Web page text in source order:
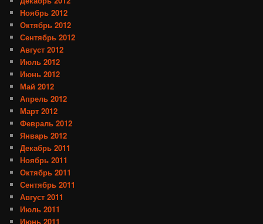
Ноябрь 2012
Октябрь 2012
Сентябрь 2012
Август 2012
Июль 2012
Июнь 2012
Май 2012
Апрель 2012
Март 2012
Февраль 2012
Январь 2012
Декабрь 2011
Ноябрь 2011
Октябрь 2011
Сентябрь 2011
Август 2011
Июль 2011
Июнь 2011